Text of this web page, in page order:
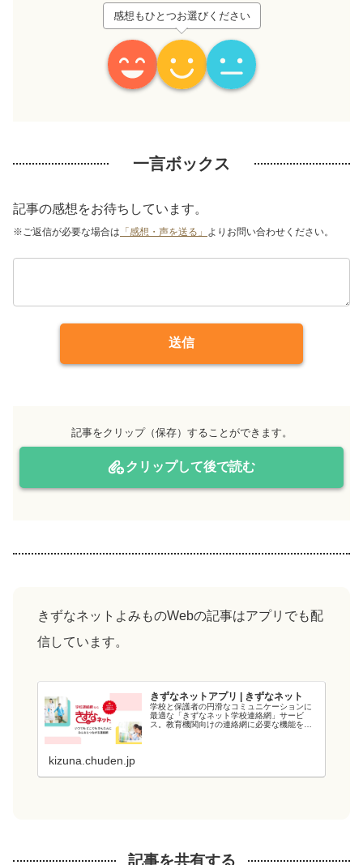
感想もひとつお選びください
一言ボックス
記事の感想をお待ちしています。
※ご返信が必要な場合は 「感想・声を送る」 よりお問い合わせください。
送信
記事をクリップ（保存）することができます。
クリップして後で読む
きずなネットよみものWebの記事はアプリでも配
信しています。
きずなネットアプリ | きずなネット
学校と保護者の円滑なコミュニケーションに
最適な「きずなネット学校連絡網」サービ
ス。教育機関向けの連絡網に必要な機能を備
kizuna.chuden.jp
記事を共有する